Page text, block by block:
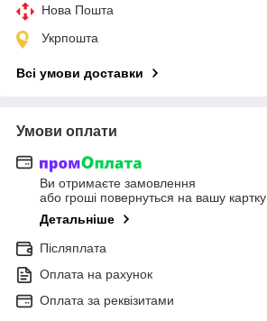
Нова Пошта
Укрпошта
Всі умови доставки
Умови оплати
Ви отримаєте замовлення
або гроші повернуться на вашу картку
Детальніше
Післяплата
Оплата на рахунок
Оплата за реквізитами